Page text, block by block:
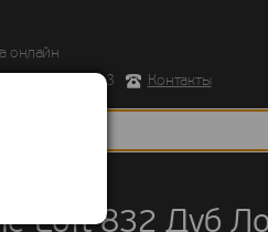
онлайн
д.43 корпус 3
Контакты
Loft 832 Дуб